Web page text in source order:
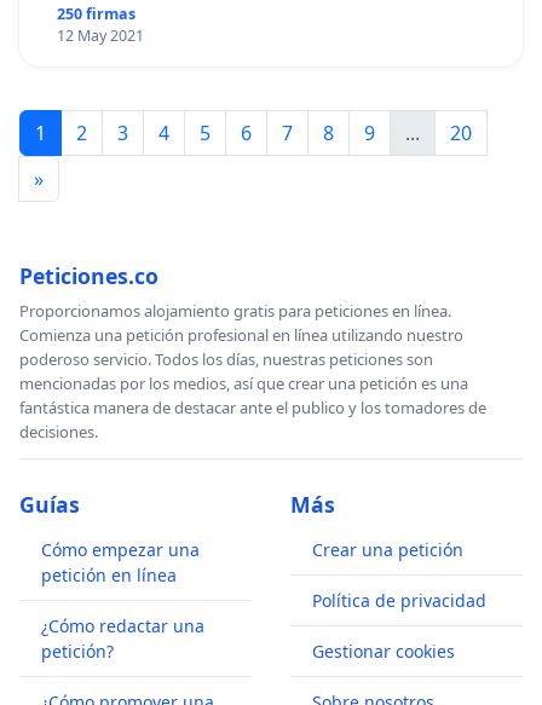
250 firmas
12 May 2021
1 2 3 4 5 6 7 8 9 ...
20
»
Peticiones.co
Proporcionamos alojamiento gratis para peticiones en línea.
Comienza una petición profesional en línea utilizando nuestro
poderoso servicio. Todos los días, nuestras peticiones son
mencionadas por los medios, así que crear una petición es una
fantástica manera de destacar ante el publico y los tomadores de
decisiones.
Guías
Cómo empezar una
petición en línea
¿Cómo redactar una
petición?
Más
Crear una petición
Política de privacidad
Gestionar cookies